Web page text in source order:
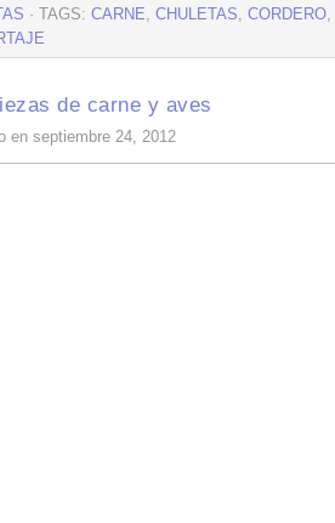
· TAGS: CARNE, CHULETAS, CORDERO,
de carne y aves
en septiembre 24, 2012